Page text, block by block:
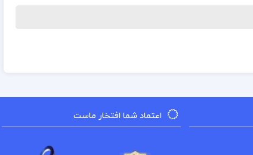
اعتماد شما افتخار ماست